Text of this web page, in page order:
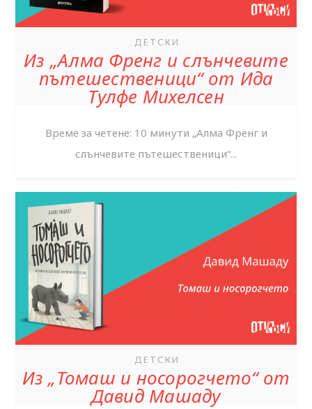
ДЕТСКИ
Из „Алма Френг и слънчевите
пътешественици“ от Ида
Тулфе Михелсен
Време за четене: 10 минути „Алма Френг и
слънчевите пътешественици“...
ДЕТСКИ
Из „Томаш и носорогчето“ от
Давид Машаду